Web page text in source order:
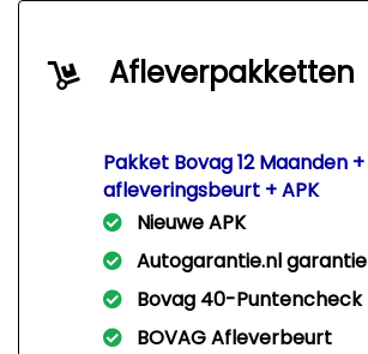
Afleverpakketten
Pakket Bovag 12 Maanden +
afleveringsbeurt + APK
Nieuwe APK
Autogarantie.nl garantie
Bovag 40-Puntencheck
BOVAG Afleverbeurt